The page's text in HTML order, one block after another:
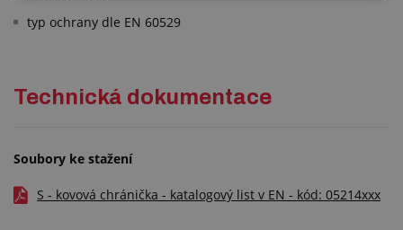
typ ochrany dle EN 60529
Technická dokumentace
Soubory ke stažení
S - kovová chránička - katalogový list v EN - kód: 05214xxx